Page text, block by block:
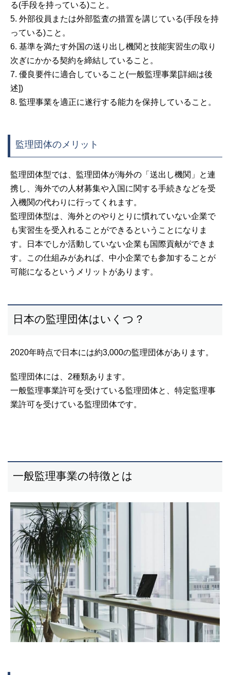
る(手段を持っている)こと。
5. 外部役員または外部監査の措置を講じている(手段を持
っている)こと。
6. 基準を満たす外国の送り出し機関と技能実習生の取り
次ぎにかかる契約を締結していること。
7. 優良要件に適合していること(一般監理事業[詳細は後
述])
8. 監理事業を適正に遂行する能力を保持していること。
監理団体のメリット
監理団体型では、監理団体が海外の「送出し機関」と連
携し、海外での人材募集や入国に関する手続きなどを受
入機関の代わりに行ってくれます。
監理団体型は、海外とのやりとりに慣れていない企業で
も実習生を受入れることができるということになりま
す。日本でしか活動していない企業も国際貢献ができま
す。この仕組みがあれば、中小企業でも参加することが
可能になるというメリットがあります。
日本の監理団体はいくつ？
2020年時点で日本には約3,000の監理団体があります。
監理団体には、2種類あります。
一般監理事業許可を受けている監理団体と、特定監理事
業許可を受けている監理団体です。
一般監理事業の特徴とは